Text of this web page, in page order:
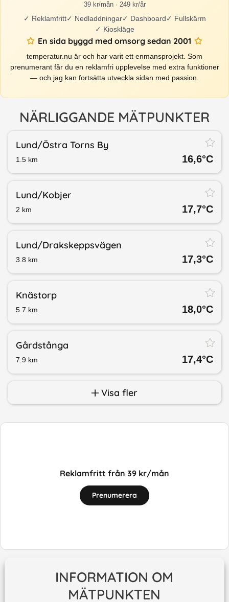
39 kr/mån · 249 kr/år
✓ Reklamfritt✓ Nedladdningar✓ Dashboard✓ Fullskärm
✓ Kioskläge
En sida byggd med omsorg sedan 2001
temperatur.nu är och har varit ett enmansprojekt. Som
prenumerant får du en reklamfri upplevelse med extra funktioner
— och jag kan fortsätta utveckla sidan med passion.
NÄRLIGGANDE MÄTPUNKTER
Lund/​Östra Torns By
1.5 km 16,6°C
Lund/​Kobjer
2 km 17,7°C
Lund/​Drakskeppsvägen
3.8 km 17,3°C
Knästorp
5.7 km 18,0°C
Gårdstånga
7.9 km 17,4°C
Visa fler
Reklamfritt från 39 kr/mån
Prenumerera
INFORMATION OM
MÄTPUNKTEN